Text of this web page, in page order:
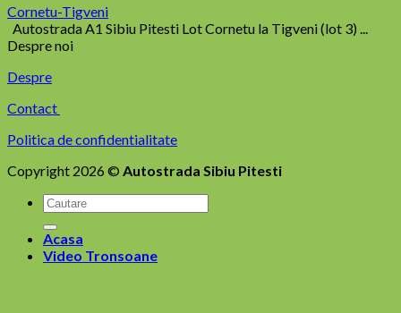
Cornetu-Tigveni
Autostrada A1 Sibiu Pitesti Lot Cornetu la Tigveni (lot 3) ...
Despre noi
Despre
Contact
Politica de confidentialitate
Copyright 2026 © Autostrada Sibiu Pitesti
Acasa
Video Tronsoane